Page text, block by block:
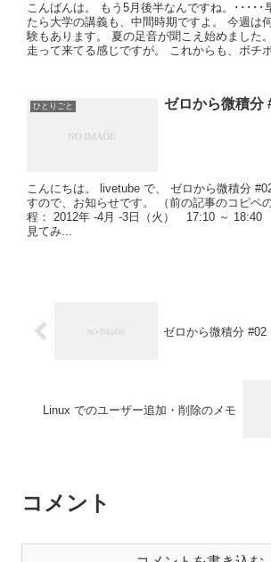
こんばんは。 もう5月後半なんですね。･････
たら大学の講義も、中間時期ですよ。 今週は
験もあります。 夏の足音が聞こえ始めました
走って来てる感じですが。 これからも、ボチ
ひとりごと ゼロから微積分
こんにちは。 livetube で、 ゼロから微積分
すので、お知らせです。 （前の記事のコピペ
程： 2012年 -4月 -3日（火） 17:10 ～ 18:40
見てみ...
ゼロから微積分 #02
Linux でのユーザー追加・削除のメモ
コメント